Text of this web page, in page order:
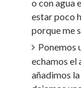
o con agua
estar poco
porque me
Ponemos
echamos el
añadimos